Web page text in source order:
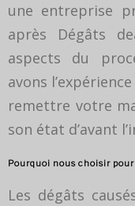
une entreprise
après Dégâts
aspects du
avons
remettre votre
son état d’avant
Pourquoi nous choisir
Les dégâts